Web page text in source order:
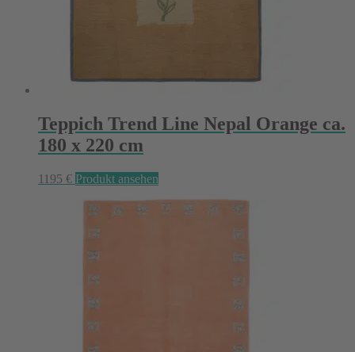
Teppich Trend Line Nepal Orange ca.
180 x 220 cm
1195 € Produkt ansehen